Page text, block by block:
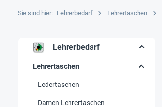
Sie sind hier: Lehrerbedarf Lehrertaschen
Lehrerbedarf
Lehrertaschen
Ledertaschen
Damen Lehrertaschen